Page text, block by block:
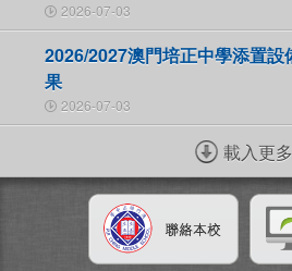
2026-07-03
2026/2027澳門培正中學添置
果
2026-07-03
載入更多